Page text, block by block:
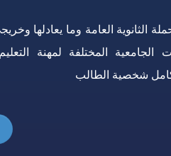
الثانوية العامة وما يعادلها
الجامعية المختلفة لمهنة
شخصية الطالب